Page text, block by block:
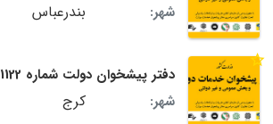
شهر:
بندرعباس
دفتر پیشخوان دولت شماره 1122
شهر:
کرج